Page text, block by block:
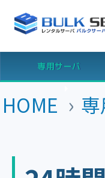
専用サーバ
HOME